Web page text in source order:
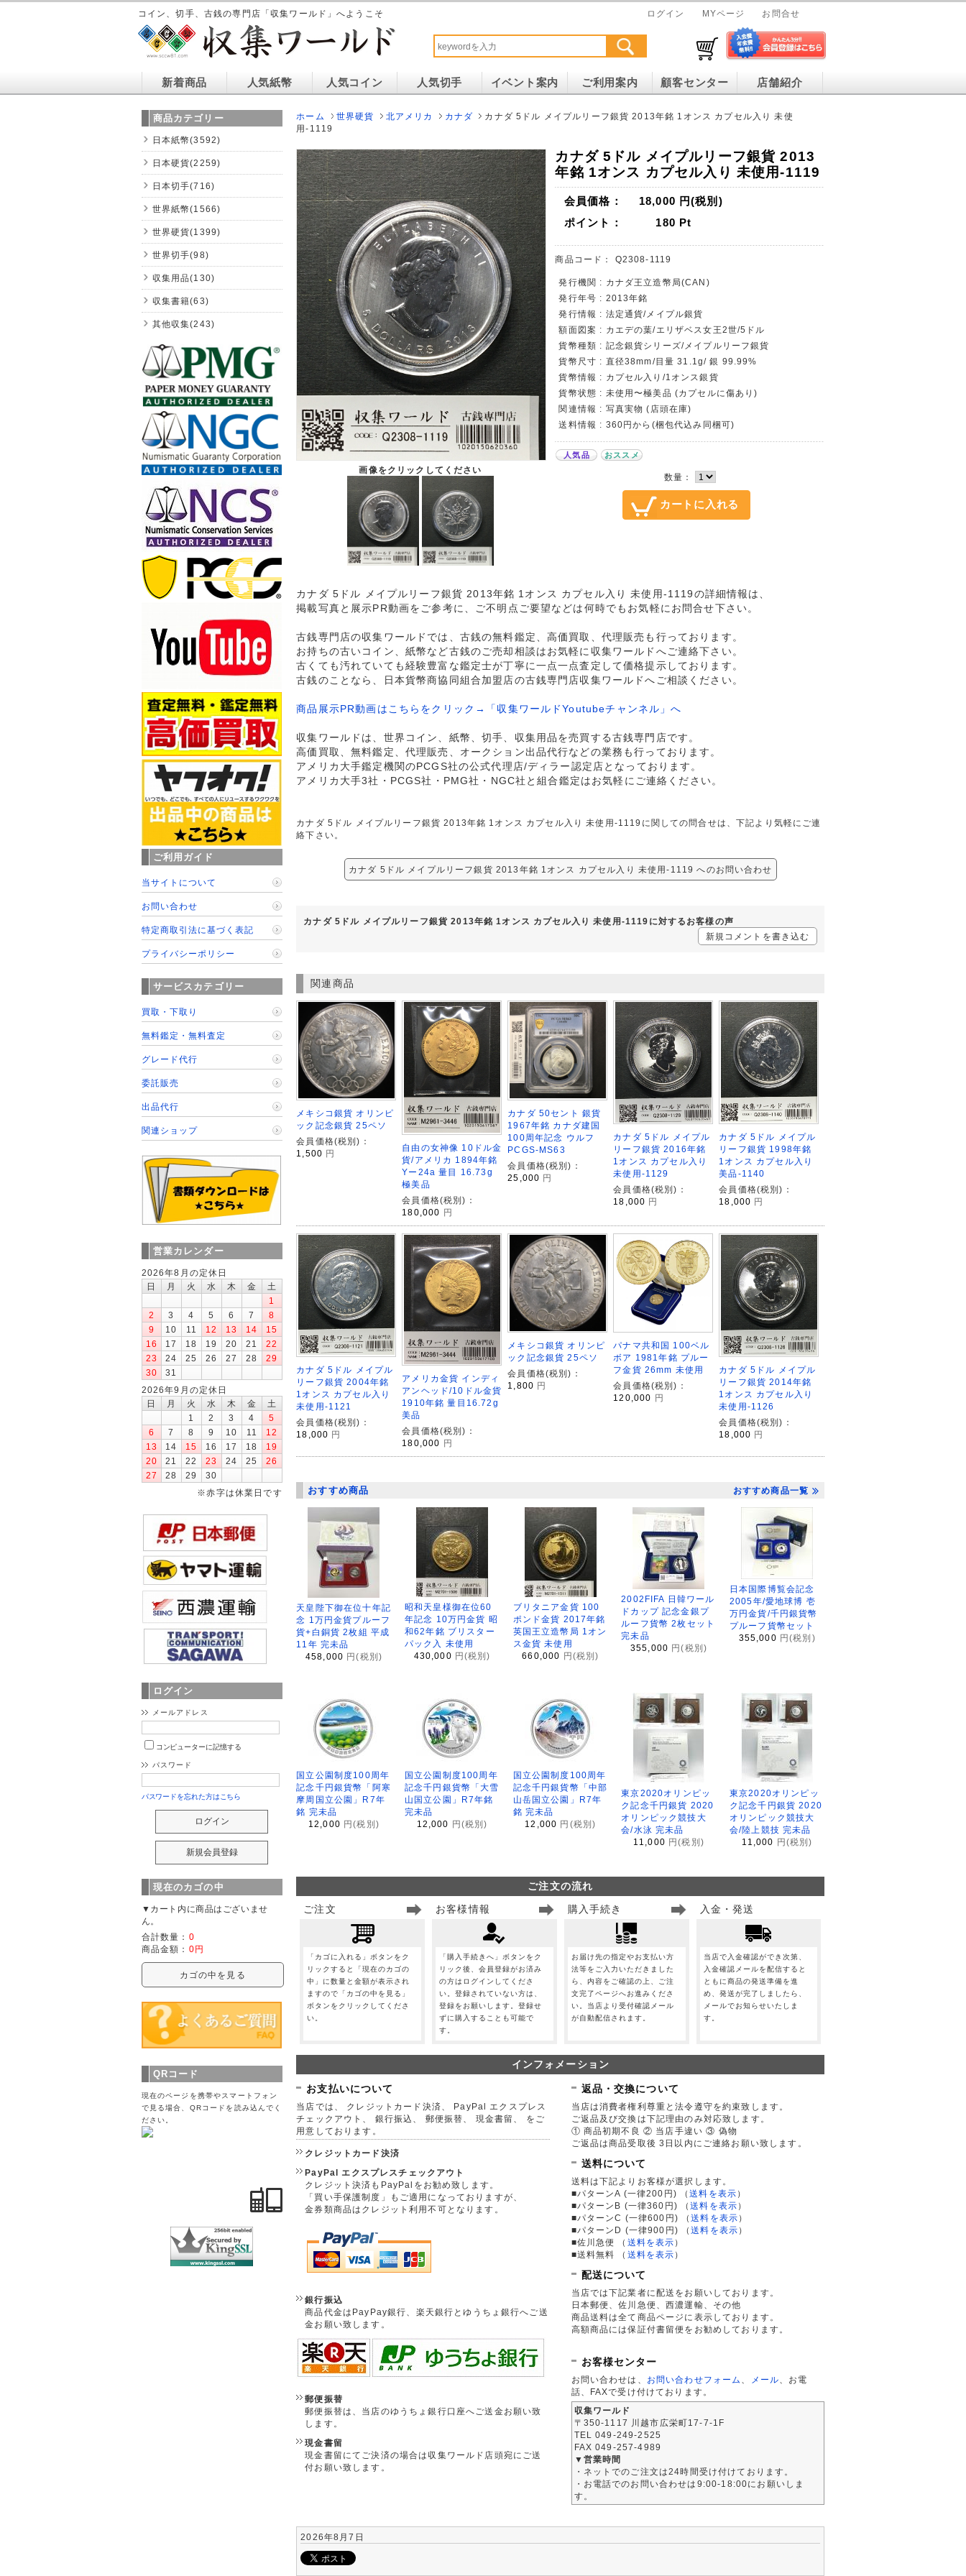
コイン、切手、古銭の専門店「収集ワールド」へようこそ ログイン MYページ お問合せ
新着商品 人気紙幣 人気コイン 人気切手 イベント案内 ご利用案内 顧客センター 店舗紹介
ホーム 世界硬貨 北アメリカ カナダ
カナダ 5ドル メイプルリーフ銀貨 2013年銘 1オンス カプセル入り 未使
用-1119
画像をクリックしてください
カナダ 5ドル メイプルリーフ銀貨 2013
年銘 1オンス カプセル入り 未使用-1119
会員価格： 18,000 円(税別)
ポイント：
180 Pt
商品コード： Q2308-1119
発行機関 : カナダ王立造幣局(CAN)
発行年号 : 2013年銘
発行情報 : 法定通貨/メイプル銀貨
額面図案 : カエデの葉/エリザベス女王2世/5ドル
貨幣種類 : 記念銀貨シリーズ/メイプルリーフ銀貨
貨幣尺寸 : 直径38mm/目量 31.1g/ 銀 99.99%
貨幣情報 : カプセル入り/1オンス銀貨
貨幣状態 : 未使用〜極美品 (カプセルに傷あり)
関連情報 : 写真実物 (店頭在庫)
送料情報 : 360円から(梱包代込み同梱可)
人気品 おススメ
数量：
カナダ 5ドル メイプルリーフ銀貨 2013年銘 1オンス カプセル入り 未使用-1119の詳細情報は、
掲載写真と展示PR動画をご参考に、ご不明点ご要望などは何時でもお気軽にお問合せ下さい。
古銭専門店の収集ワールドでは、古銭の無料鑑定、高価買取、代理販売も行っております。
お持ちの古いコイン、紙幣など古銭のご売却相談はお気軽に収集ワールドへご連絡下さい。
古くても汚れていても経験豊富な鑑定士が丁寧に一点一点査定して価格提示しております。
古銭のことなら、日本貨幣商協同組合加盟店の古銭専門店収集ワールドへご相談ください。
商品展示PR動画はこちらをクリック→「収集ワールドYoutubeチャンネル」へ
収集ワールドは、世界コイン、紙幣、切手、収集用品を売買する古銭専門店です。
高価買取、無料鑑定、代理販売、オークション出品代行などの業務も行っております。
アメリカ大手鑑定機関のPCGS社の公式代理店/ディラー認定店となっております。
アメリカ大手3社・PCGS社・PMG社・NGC社と組合鑑定はお気軽にご連絡ください。
カナダ 5ドル メイプルリーフ銀貨 2013年銘 1オンス カプセル入り 未使用-1119に関しての問合せは、下記より気軽にご連
絡下さい。
カナダ 5ドル メイプルリーフ銀貨 2013年銘 1オンス カプセル入り 未使用-1119 へのお問い合わせ
カナダ 5ドル メイプルリーフ銀貨 2013年銘 1オンス カプセル入り 未使用-1119に対するお客様の声
新規コメントを書き込む
関連商品
メキシコ銀貨 オリンピ
ック記念銀貨 25ペソ
会員価格(税別)：
1,500 円
自由の女神像 10ドル金
貨/アメリカ 1894年銘
Yー24a 量目 16.73g
極美品
会員価格(税別)：
180,000 円
カナダ 50セント 銀貨
1967年銘 カナダ建国
100周年記念 ウルフ
PCGS-MS63
会員価格(税別)：
25,000 円
カナダ 5ドル メイプル
リーフ銀貨 2016年銘
1オンス カプセル入り
未使用-1129
会員価格(税別)：
18,000 円
カナダ 5ドル メイプル
リーフ銀貨 1998年銘
1オンス カプセル入り
美品-1140
会員価格(税別)：
18,000 円
カナダ 5ドル メイプル
リーフ銀貨 2004年銘
1オンス カプセル入り
未使用-1121
会員価格(税別)：
18,000 円
アメリカ金貨 インディ
アンヘッド/10ドル金貨
1910年銘 量目16.72g
美品
会員価格(税別)：
180,000
円
メキシコ銀貨 オリンピ
ック記念銀貨 25ペソ
会員価格(税別)：
1,800 円
パナマ共和国 100ベル
ボア 1981年銘 プルー
フ金貨 26mm 未使用
会員価格(税別)：
120,000
円
カナダ 5ドル メイプル
リーフ銀貨 2014年銘
1オンス カプセル入り
未使用-1126
会員価格(税別)：
18,000 円
おすすめ商品 おすすめ商品一覧
天皇陛下御在位十年記
念 1万円金貨プルーフ
貨+白銅貨 2枚組 平成
11年 完未品
458,000 円(税別)
昭和天皇様御在位60
年記念 10万円金貨 昭
和62年銘 ブリスター
パック入 未使用
430,000 円(税別)
ブリタニア金貨 100
ポンド金貨 2017年銘
英国王立造幣局 1オン
ス金貨 未使用
660,000 円(税別)
2002FIFA 日韓ワール
ドカップ 記念金銀プ
ルーフ貨幣 2枚セット
完未品
355,000 円(税別)
日本国際博覧会記念
2005年/愛地球博 壱
万円金貨/千円銀貨幣
プルーフ貨幣セット
355,000 円(税別)
国立公園制度100周年
記念千円銀貨幣「阿寒
摩周国立公園」R7年
銘 完未品
12,000 円(税別)
国立公園制度100周年
記念千円銀貨幣「大雪
山国立公園」R7年銘
完未品
12,000 円(税別)
国立公園制度100周年
記念千円銀貨幣「中部
山岳国立公園」R7年
銘 完未品
12,000 円(税別)
東京2020オリンピッ
ク記念千円銀貨 2020
オリンピック競技大
会/水泳 完未品
11,000 円(税別)
東京2020オリンピッ
ク記念千円銀貨 2020
オリンピック競技大
会/陸上競技 完未品
11,000 円(税別)
ご注文の流れ
ご注文
「カゴに入れる」ボタンをク
リックすると「現在のカゴの
中」に数量と金額が表示され
ますので「カゴの中を見る」
ボタンをクリックしてくださ
い。
お客様情報
「購入手続きへ」ボタンをク
リック後、会員登録がお済み
の方はログインしてくださ
い。登録されていない方は、
登録をお願いします。登録せ
ずに購入することも可能で
す。
購入手続き
お届け先の指定やお支払い方
法等をご入力いただきました
ら、内容をご確認の上、ご注
文完了ページへお進みくださ
い。当店より受付確認メール
が自動配信されます。
入金・発送
当店で入金確認ができ次第、
入金確認メールを配信すると
ともに商品の発送準備を進
め、発送が完了しましたら、
メールでお知らせいたしま
す。
インフォメーション
お支払いについて
当店では、 クレジットカード決済、 PayPal エクスプレス
チェックアウト、 銀行振込、 郵便振替、 現金書留、 をご
用意しております。
クレジットカード決済
PayPal エクスプレスチェックアウト
クレジット決済もPayPalをお勧め致します。
「買い手保護制度」もご適用になっておりますが、
金券類商品はクレジット利用不可となります。
銀行振込
商品代金はPayPay銀行、楽天銀行とゆうちょ銀行へご送
金お願い致します。
郵便振替
郵便振替は、当店のゆうちょ銀行口座へご送金お願い致
します。
現金書留
現金書留にてご決済の場合は収集ワールド店頭宛にご送
付お願い致します。
返品・交換について
当店は消費者権利尊重と法令遵守を約束致します。
ご返品及び交換は下記理由のみ対応致します。
① 商品初期不良 ② 当店手違い ③ 偽物
ご返品は商品受取後 3日以内にご連絡お願い致します。
送料について
送料は下記よりお客様が選択します。
■パターンA (一律200円)
（送料を表示 ）
■パターンB (一律360円)
（送料を表示 ）
■パターンC (一律600円)
（送料を表示 ）
■パターンD (一律900円)
（送料を表示 ）
■佐川急便
（ 送料を表示 ）
■送料無料
（ 送料を表示 ）
配送について
当店では下記業者に配送をお願いしております。
日本郵便、佐川急便、西濃運輸、その他
商品送料は全て商品ページに表示しております。
高額商品には保証付書留便をお勧めしております。
お客様センター
お問い合わせは、 お問い合わせフォーム メール 、お電
話、FAXで受け付けております。
収集ワールド
〒350-1117 川越市広栄町17-7-1F
TEL 049-249-2525
FAX 049-257-4989
▼営業時間
・ネットでのご注文は24時間受け付けております。
・お電話でのお問い合わせは9:00-18:00にお願いしま
す。
2026年8月7日
商品カテゴリー
日本紙幣(3592)
日本硬貨(2259)
日本切手(716)
世界紙幣(1566)
世界硬貨(1399)
世界切手(98)
収集用品(130)
収集書籍(63)
其他収集(243)
ご利用ガイド
当サイトについて
お問い合わせ
特定商取引法に基づく表記
プライバシーポリシー
サービスカテゴリー
買取・下取り
無料鑑定・無料査定
グレード代行
委託販売
出品代行
関連ショップ
営業カレンダー
2026年8月の定休日
日
月 火 水 木 金
土
1
2
3 4 5 6 7
8
9
10 11 12 13 14
15
16
17 18 19 20 21
22
23
24 25 26 27 28
29
30
31
2026年9月の定休日
日
月 火 水 木 金
土
1
2 3 4
5
6
7 8 9 10 11
12
13
14 15 16 17 18
19
20
21 22 23 24 25
26
27
28 29
30
※赤字は休業日です
ログイン
メールアドレス
コンピューターに記憶する
パスワード
パスワードを忘れた方はこちら
現在のカゴの中
▼カート内に商品はございませ
ん。
合計数量： 0
商品金額： 0円
カゴの中を見る
QRコード
現在のページを携帯やスマートフォン
で見る場合、QRコードを読み込んでく
ださい。